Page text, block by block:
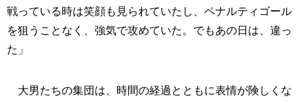
戦っている時は笑顔も見られていたし、ペナルティゴール
を狙うことなく、強気で攻めていた。でもあの日は、違っ
た」
大男たちの集団は、時間の経過とともに表情が険しくな